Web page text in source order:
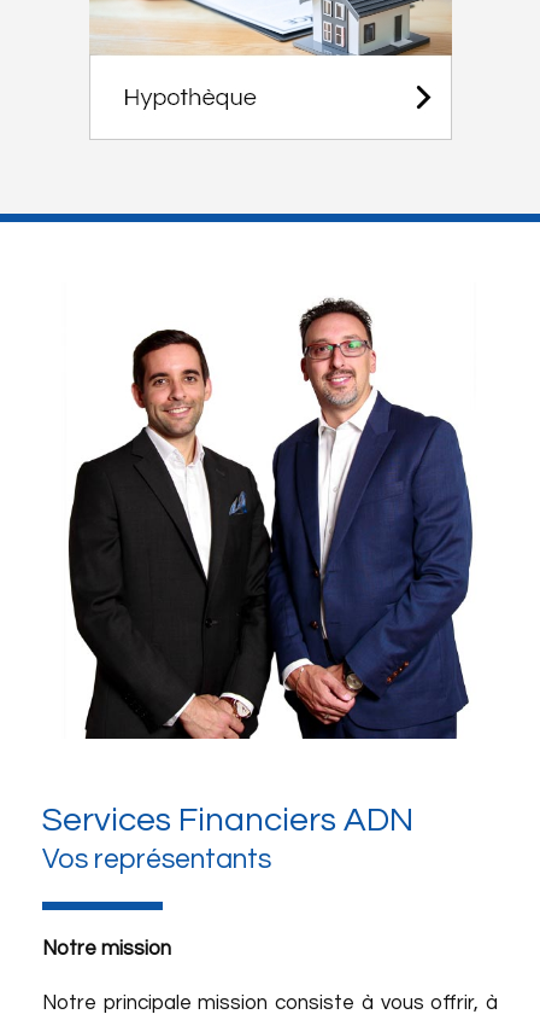
Services Financiers ADN
Vos représentants
Notre mission
Notre principale mission consiste à vous offrir, à